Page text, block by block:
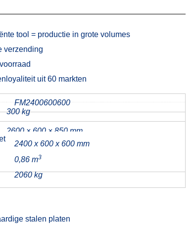
tool = productie in grote volumes
verzending
uit 60 markten
FM2400600600
300 kg
2600 × 600 × 850 mm
2400 x 600 x 600 mm
0,86 m3
2060 kg
stalen platen